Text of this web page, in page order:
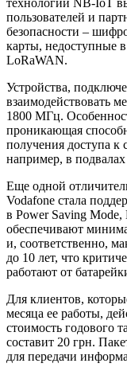
пользователей и
безопасности –
карты, недоступные
LoRaWAN.
Устройства,
взаимодействовать
1800 МГц.
проникающая
получения доступа к
например, в
Еще одной
Vodafone стала
в Power Saving
обеспечивают
и, соответственно,
до 10 лет, что
работают от
Для клиентов,
месяца ее работы,
стоимость годового
составит 20 грн.
для передачи